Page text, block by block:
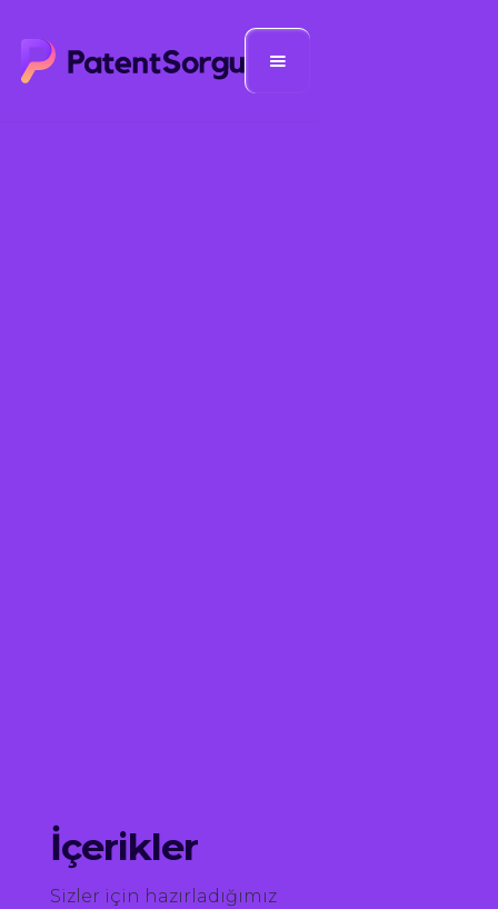
İçerikler
Sizler için hazırladığımız